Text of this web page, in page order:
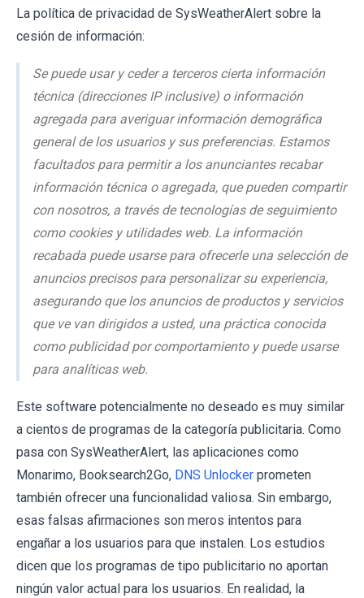
La política de privacidad de SysWeatherAlert sobre la
cesión de información:
Se puede usar y ceder a terceros cierta información
técnica (direcciones IP inclusive) o información
agregada para averiguar información demográfica
general de los usuarios y sus preferencias. Estamos
facultados para permitir a los anunciantes recabar
información técnica o agregada, que pueden compartir
con nosotros, a través de tecnologías de seguimiento
como cookies y utilidades web. La información
recabada puede usarse para ofrecerle una selección de
anuncios precisos para personalizar su experiencia,
asegurando que los anuncios de productos y servicios
que ve van dirigidos a usted, una práctica conocida
como publicidad por comportamiento y puede usarse
para analíticas web.
Este software potencialmente no deseado es muy similar
a cientos de programas de la categoría publicitaria. Como
pasa con SysWeatherAlert, las aplicaciones como
Monarimo, Booksearch2Go, DNS Unlocker prometen
también ofrecer una funcionalidad valiosa. Sin embargo,
esas falsas afirmaciones son meros intentos para
engañar a los usuarios para que instalen. Los estudios
dicen que los programas de tipo publicitario no aportan
ningún valor actual para los usuarios. En realidad, la